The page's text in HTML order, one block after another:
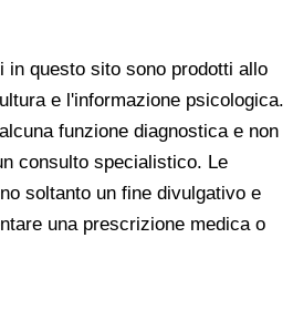
in questo sito sono prodotti allo
e l'informazione psicologica.
funzione diagnostica e non
consulto specialistico. Le
soltanto un fine divulgativo e
una prescrizione medica o